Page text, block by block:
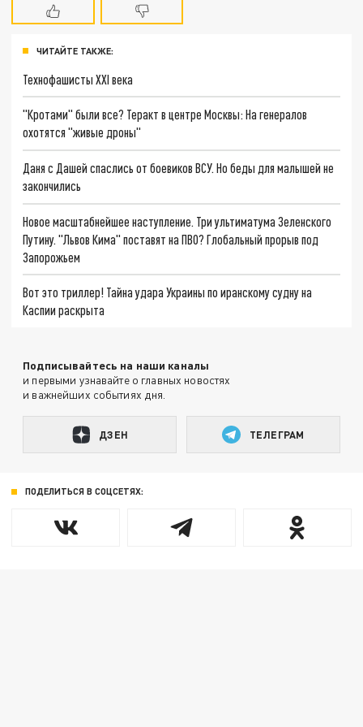
ЧИТАЙТЕ ТАКЖЕ:
Технофашисты XXI века
"Кротами" были все? Теракт в центре Москвы: На генералов
охотятся "живые дроны"
Даня с Дашей спаслись от боевиков ВСУ. Но беды для малышей не
закончились
Новое масштабнейшее наступление. Три ультиматума Зеленского
Путину. "Львов Кима" поставят на ПВО? Глобальный прорыв под
Запорожьем
Вот это триллер! Тайна удара Украины по иранскому судну на
Каспии раскрыта
Подписывайтесь на наши каналы
и первыми узнавайте о главных новостях
и важнейших событиях дня.
ДЗЕН ТЕЛЕГРАМ
ПОДЕЛИТЬСЯ В СОЦСЕТЯХ: